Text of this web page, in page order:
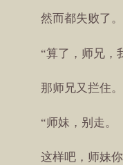
然而都失败了。
“算了，师兄，
那师兄又拦住。
“师妹，别走。
这样吧，师妹